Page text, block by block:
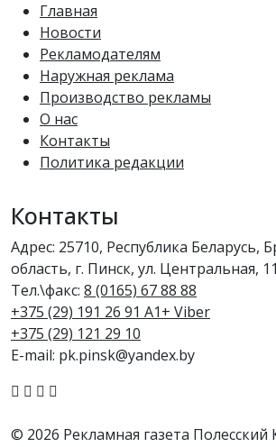
Главная
Новости
Рекламодателям
Наружная реклама
Производство рекламы
О нас
Контакты
Политика редакции
Контакты
Адрес: 25710, Республика Беларусь,
область, г. Пинск, ул. Центральная,
Тел.\факс: 8 (0165) 67 88 88
+375 (29) 191 26 91 A1+ Viber
+375 (29) 121 29 10
E-mail: pk.pinsk@yandex.by
© 2026 Рекламная газета Полесский